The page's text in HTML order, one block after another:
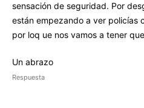
sensación de seguridad. Por
están empezando a ver policías
por loq ue nos vamos a tener
Un abrazo
Respuesta